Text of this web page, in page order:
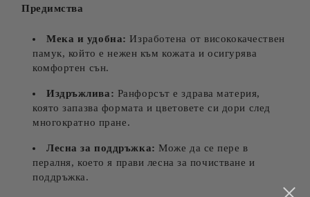
Предимства
Мека и удобна: Изработена от висококачествен
памук, който е нежен към кожата и осигурява
комфортен сън.
Издръжлива: Ранфорсът е здрава материя,
която запазва формата и цветовете си дори след
многократно пране.
Лесна за поддръжка: Може да се пере в
пералня, което я прави лесна за почистване и
поддръжка.